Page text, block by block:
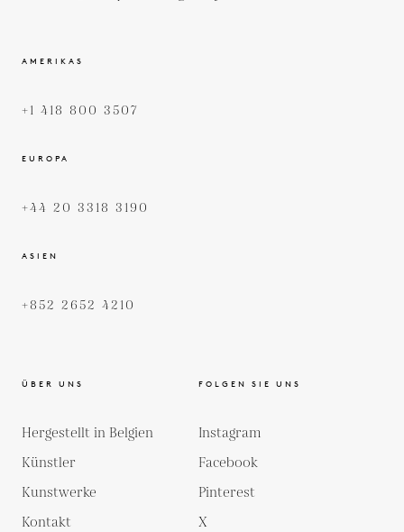
AMERIKAS
+1 418 800 3507
EUROPA
+44 20 3318 3190
ASIEN
+852 2652 4210
ÜBER UNS
Hergestellt in Belgien
Künstler
Kunstwerke
Kontakt
FOLGEN SIE UNS
Instagram
Facebook
Pinterest
X